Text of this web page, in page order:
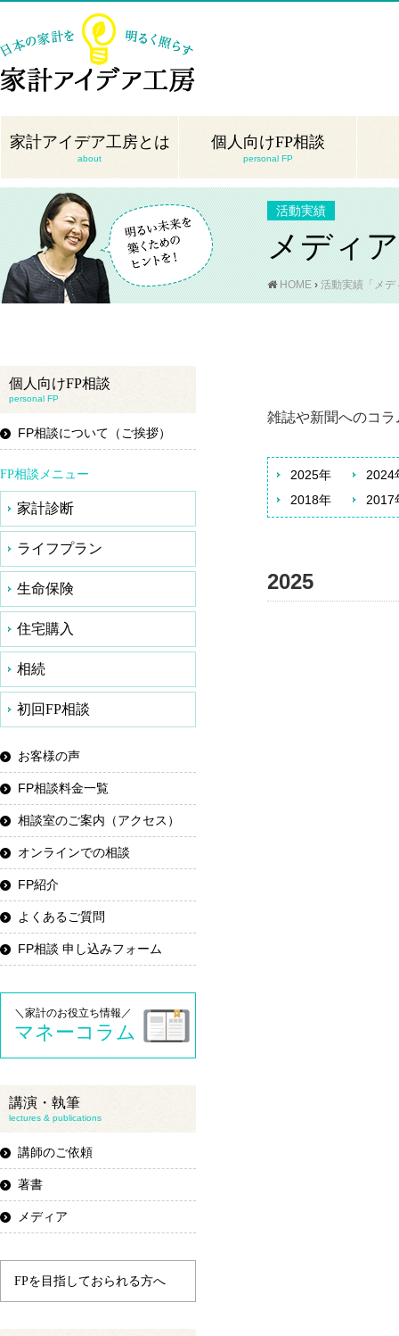
家計アイデア工房とは
about
個人向けFP相談
personal FP
活動実績
メディア
HOME › 活動実績「メ
雑誌や新聞へのコ
2025年
2024
2018年
2017
2025
個人向けFP相談
personal FP
FP相談について（ご挨拶）
FP相談メニュー
家計診断
ライフプラン
生命保険
住宅購入
相続
初回FP相談
お客様の声
FP相談料金一覧
相談室のご案内（アクセス）
オンラインでの相談
FP紹介
よくあるご質問
FP相談 申し込みフォーム
＼家計のお役立ち情報／
マネーコラム
講演・執筆
lectures & publications
講師のご依頼
著書
メディア
FPを目指しておられる方へ